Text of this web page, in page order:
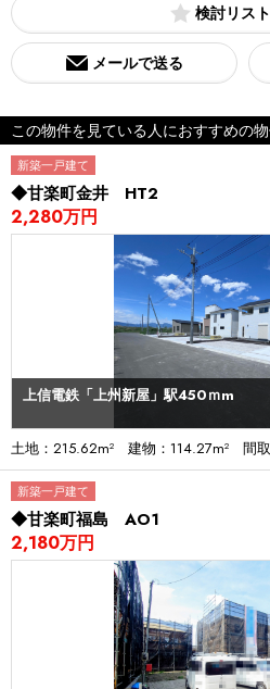
検討リスト
メールで送る
この物件を見ている人におすすめの
新築一戸建て
◆甘楽町金井 HT2
2,280万円
上信電鉄「上州新屋」駅450ｍm
土地：215.62m² 建物：114.27m² 間
新築一戸建て
◆甘楽町福島 AO1
2,180万円